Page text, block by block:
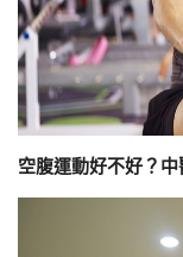
空腹運動好不好？